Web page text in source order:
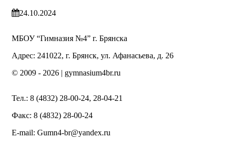
24.10.2024
МБОУ “Гимназия №4” г. Брянска
Адрес: 241022, г. Брянск, ул. Афанасьева, д. 26
© 2009 - 2026 | gymnasium4br.ru
Тел.: 8 (4832) 28-00-24, 28-04-21
Факс: 8 (4832) 28-00-24
E-mail: Gumn4-br@yandex.ru